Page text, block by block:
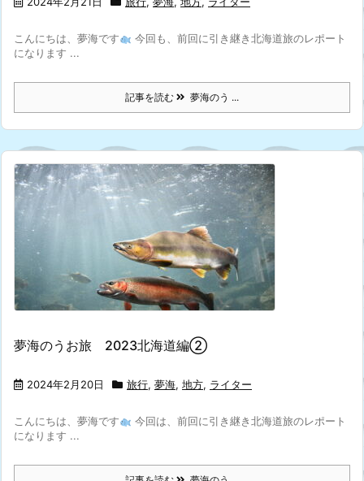
こんにちは、夢海です
今回も、前回に引き継き北海道旅のレポート
になります ...
記事を読む 夢海のう ...
夢海のうお旅 2023北海道編②
2024年2月20日 旅行, 夢海, 地方, ライター
こんにちは、夢海です
今回は、前回に引き継き北海道旅のレポート
になります ...